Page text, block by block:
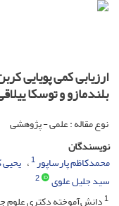
ارزیابی کمی پویایی
بلندمازو و توسکا
نوع مقاله : علمی - پژوهشی
نویسندگان
محمدکاظم پارساپور1
سید جلیل علوی
2
1دانش‌آموخته دکتری علوم